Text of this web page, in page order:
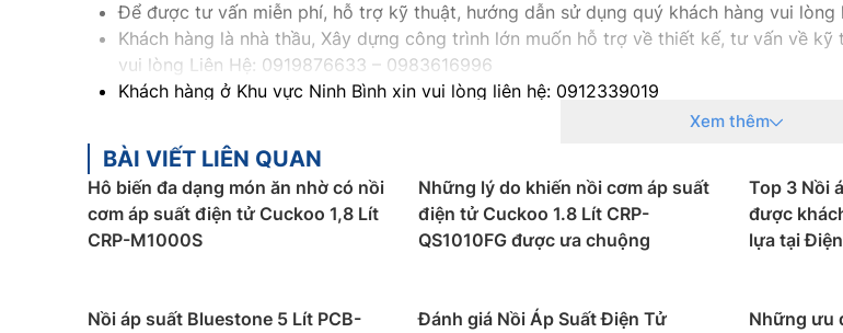
Để được tư vấn miễn phí, hỗ trợ kỹ thuật, hướng dẫn sử dụng quý khách hàng vui lòng
Khách hàng là nhà thầu, Xây dựng công trình lớn muốn hỗ trợ về thiết kế, tư vấn về
vui lòng Liên Hệ: 0919876633 – 0983616996
Khách hàng ở Khu vực Ninh Bình xin vui lòng liên hệ: 0912339019
Khách hàng ở Khu vực Bắc Giang xin vui lòng liên hệ: 0983666996
Xem thêm
BÀI VIẾT LIÊN QUAN
Hô biến đa dạng món ăn nhờ có nồi
cơm áp suất điện tử Cuckoo 1,8 Lít
CRP-M1000S
Những lý do khiến nồi cơm áp suất
điện tử Cuckoo 1.8 Lít CRP-
QS1010FG được ưa chuộng
Top 3 Nồi
được
lựa tại
Nồi áp suất Bluestone 5 Lít PCB-
Đánh giá Nồi Áp Suất Điện Tử
Những ưu